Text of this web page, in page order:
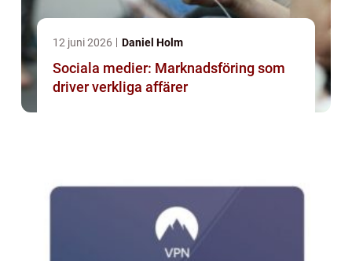
12 juni 2026 Daniel Holm
Sociala medier: Marknadsföring som
driver verkliga affärer